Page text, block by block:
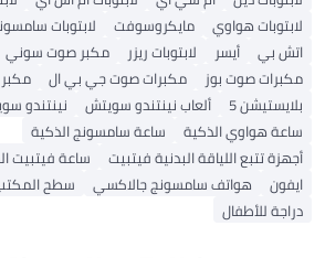
لابتوبات هواوي
مايكروسوفت لابتوبات
اتش بي
أيسر لابتوبات ريزر مكبر صوت سوني
مكبرات صوت بوز
مكبرات صوت جي بي ال
بلايستيشن 5
ألعاب نينتندو سويتش نينتندو
ساعة هواوي الذكية
ساعة سامسونج الذكية
أجهزة تتبع اللياقة البدنية فيتبيت
ساعة فيتبيت
ايفون
هواتف سامسونج جالاكسي سطح
دراجة للأطفال